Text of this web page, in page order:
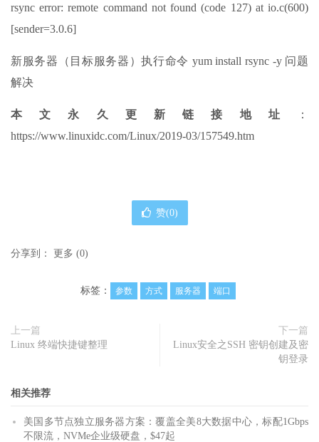
rsync error: remote command not found (code 127) at io.c(600)
[sender=3.0.6]
新服务器（目标服务器）执行命令 yum install rsync -y 问题
解决
本文永久更新链接地址
：
https://www.linuxidc.com/Linux/2019-03/157549.htm
赞(0)
分享到： 更多 (0)
标签： 参数 方式 服务器 端口
上一篇
Linux 终端快捷键整理
下一篇
Linux安全之SSH 密钥创建及密
钥登录
相关推荐
美国多节点独立服务器方案：覆盖全美8大数据中心，标配1Gbps
不限流，NVMe企业级硬盘，$47起